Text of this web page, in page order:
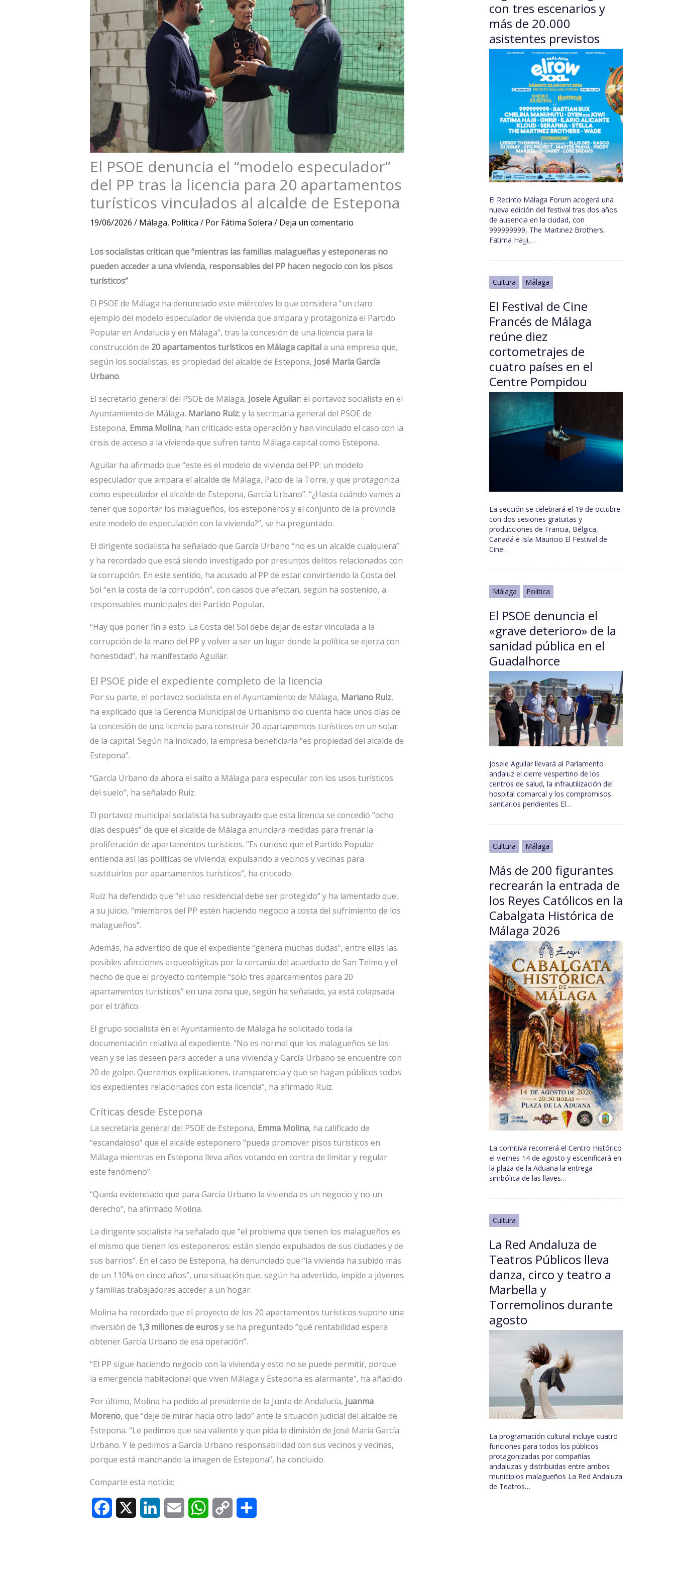
El PSOE denuncia el “modelo especulador”
del PP tras la licencia para 20 apartamentos
turísticos vinculados al alcalde de Estepona
19/06/2026 / Málaga, Política / Por Fátima Solera / Deja un comentario
Los socialistas critican que “mientras las familias malagueñas y esteponeras no
pueden acceder a una vivienda, responsables del PP hacen negocio con los pisos
turísticos”
El PSOE de Málaga ha denunciado este miércoles lo que considera “un claro
ejemplo del modelo especulador de vivienda que ampara y protagoniza el Partido
Popular en Andalucía y en Málaga”, tras la concesión de una licencia para la
construcción de 20 apartamentos turísticos en Málaga capitala una empresa que,
según los socialistas, es propiedad del alcalde de Estepona, José María García
Urbano.
El secretario general del PSOE de Málaga, Josele Aguilar; el portavoz socialista en el
Ayuntamiento de Málaga, Mariano Ruiz; y la secretaria general del PSOE de
Estepona, Emma Molina, han criticado esta operación y han vinculado el caso con la
crisis de acceso a la vivienda que sufren tanto Málaga capital como Estepona.
Aguilar ha afirmado que “este es el modelo de vivienda del PP: un modelo
especulador que ampara el alcalde de Málaga, Paco de la Torre, y que protagoniza
como especulador el alcalde de Estepona, García Urbano”. “¿Hasta cuándo vamos a
tener que soportar los malagueños, los esteponeros y el conjunto de la provincia
este modelo de especulación con la vivienda?”, se ha preguntado.
El dirigente socialista ha señalado que García Urbano “no es un alcalde cualquiera”
y ha recordado que está siendo investigado por presuntos delitos relacionados con
la corrupción. En este sentido, ha acusado al PP de estar convirtiendo la Costa del
Sol “en la costa de la corrupción”, con casos que afectan, según ha sostenido, a
responsables municipales del Partido Popular.
“Hay que poner fin a esto. La Costa del Sol debe dejar de estar vinculada a la
corrupción de la mano del PP y volver a ser un lugar donde la política se ejerza con
honestidad”, ha manifestado Aguilar.
El PSOE pide el expediente completo de la licencia
Por su parte, el portavoz socialista en el Ayuntamiento de Málaga, Mariano Ruiz,
ha explicado que la Gerencia Municipal de Urbanismo dio cuenta hace unos días de
la concesión de una licencia para construir 20 apartamentos turísticos en un solar
de la capital. Según ha indicado, la empresa beneficiaria “es propiedad del alcalde de
Estepona”.
“García Urbano da ahora el salto a Málaga para especular con los usos turísticos
del suelo”, ha señalado Ruiz.
El portavoz municipal socialista ha subrayado que esta licencia se concedió “ocho
días después” de que el alcalde de Málaga anunciara medidas para frenar la
proliferación de apartamentos turísticos. “Es curioso que el Partido Popular
entienda así las políticas de vivienda: expulsando a vecinos y vecinas para
sustituirlos por apartamentos turísticos”, ha criticado.
Ruiz ha defendido que “el uso residencial debe ser protegido” y ha lamentado que,
a su juicio, “miembros del PP estén haciendo negocio a costa del sufrimiento de los
malagueños”.
Además, ha advertido de que el expediente “genera muchas dudas”, entre ellas las
posibles afecciones arqueológicas por la cercanía del acueducto de San Telmo y el
hecho de que el proyecto contemple “solo tres aparcamientos para 20
apartamentos turísticos” en una zona que, según ha señalado, ya está colapsada
por el tráfico.
El grupo socialista en el Ayuntamiento de Málaga ha solicitado toda la
documentación relativa al expediente. “No es normal que los malagueños se las
vean y se las deseen para acceder a una vivienda y García Urbano se encuentre con
20 de golpe. Queremos explicaciones, transparencia y que se hagan públicos todos
los expedientes relacionados con esta licencia”, ha afirmado Ruiz.
Críticas desde Estepona
La secretaria general del PSOE de Estepona, Emma Molina, ha calificado de
“escandaloso” que el alcalde esteponero “pueda promover pisos turísticos en
Málaga mientras en Estepona lleva años votando en contra de limitar y regular
este fenómeno”.
“Queda evidenciado que para García Urbano la vivienda es un negocio y no un
derecho”, ha afirmado Molina.
La dirigente socialista ha señalado que “el problema que tienen los malagueños es
el mismo que tienen los esteponeros: están siendo expulsados de sus ciudades y de
sus barrios”. En el caso de Estepona, ha denunciado que “la vivienda ha subido más
de un 110% en cinco años”, una situación que, según ha advertido, impide a jóvenes
y familias trabajadoras acceder a un hogar.
Molina ha recordado que el proyecto de los 20 apartamentos turísticos supone una
inversión de 1,3 millones de eurosy se ha preguntado “qué rentabilidad espera
obtener García Urbano de esa operación”.
“El PP sigue haciendo negocio con la vivienda y esto no se puede permitir, porque
la emergencia habitacional que viven Málaga y Estepona es alarmante”, ha añadido.
Por último, Molina ha pedido al presidente de la Junta de Andalucía, Juanma
Moreno, que “deje de mirar hacia otro lado” ante la situación judicial del alcalde de
Estepona. “Le pedimos que sea valiente y que pida la dimisión de José María García
Urbano. Y le pedimos a García Urbano responsabilidad con sus vecinos y vecinas,
porque está manchando la imagen de Estepona”, ha concluido.
Comparte esta noticia:
W
con tres escenarios y
más de 20.000
asistentes previstos
El Recinto Málaga Forum acogerá una
nueva edición del festival tras dos años
de ausencia en la ciudad, con
999999999, The Martinez Brothers,
Fatima Hajji,…
Cultura Málaga
El Festival de Cine
Francés de Málaga
reúne diez
cortometrajes de
cuatro países en el
Centre Pompidou
La sección se celebrará el 19 de octubre
con dos sesiones gratuitas y
producciones de Francia, Bélgica,
Canadá e Isla Mauricio El Festival de
Cine…
Málaga Política
El PSOE denuncia el
«grave deterioro» de la
sanidad pública en el
Guadalhorce
Josele Aguilar llevará al Parlamento
andaluz el cierre vespertino de los
centros de salud, la infrautilización del
hospital comarcal y los compromisos
sanitarios pendientes El…
Cultura Málaga
Más de 200 figurantes
recrearán la entrada de
los Reyes Católicos en la
Cabalgata Histórica de
Málaga 2026
La comitiva recorrerá el Centro Histórico
el viernes 14 de agosto y escenificará en
la plaza de la Aduana la entrega
simbólica de las llaves…
Cultura
La Red Andaluza de
Teatros Públicos lleva
danza, circo y teatro a
Marbella y
Torremolinos durante
agosto
La programación cultural incluye cuatro
funciones para todos los públicos
protagonizadas por compañías
andaluzas y distribuidas entre ambos
municipios malagueños La Red Andaluza
de Teatros…